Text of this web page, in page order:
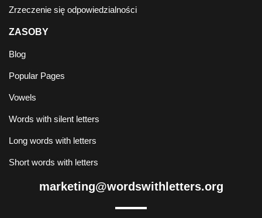
Zrzeczenie się odpowiedzialności
ZASOBY
Blog
Popular Pages
Vowels
Words with silent letters
Long words with letters
Short words with letters
marketing@wordswithletters.org